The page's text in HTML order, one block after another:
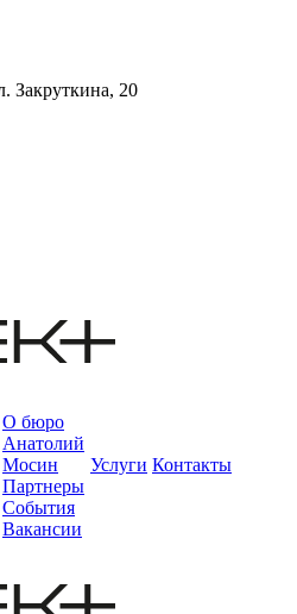
Закруткина, 20
О бюро
Анатолий
Мосин
Партнеры
События
Вакансии
Услуги Контакты